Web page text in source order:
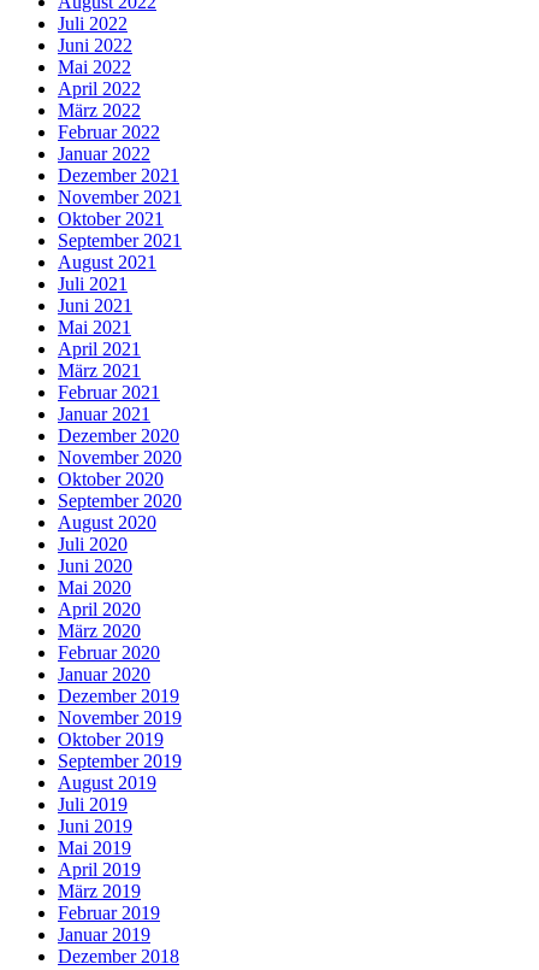
Juli 2022
Juni 2022
Mai 2022
April 2022
März 2022
Februar 2022
Januar 2022
Dezember 2021
November 2021
Oktober 2021
September 2021
August 2021
Juli 2021
Juni 2021
Mai 2021
April 2021
März 2021
Februar 2021
Januar 2021
Dezember 2020
November 2020
Oktober 2020
September 2020
August 2020
Juli 2020
Juni 2020
Mai 2020
April 2020
März 2020
Februar 2020
Januar 2020
Dezember 2019
November 2019
Oktober 2019
September 2019
August 2019
Juli 2019
Juni 2019
Mai 2019
April 2019
März 2019
Februar 2019
Januar 2019
Dezember 2018